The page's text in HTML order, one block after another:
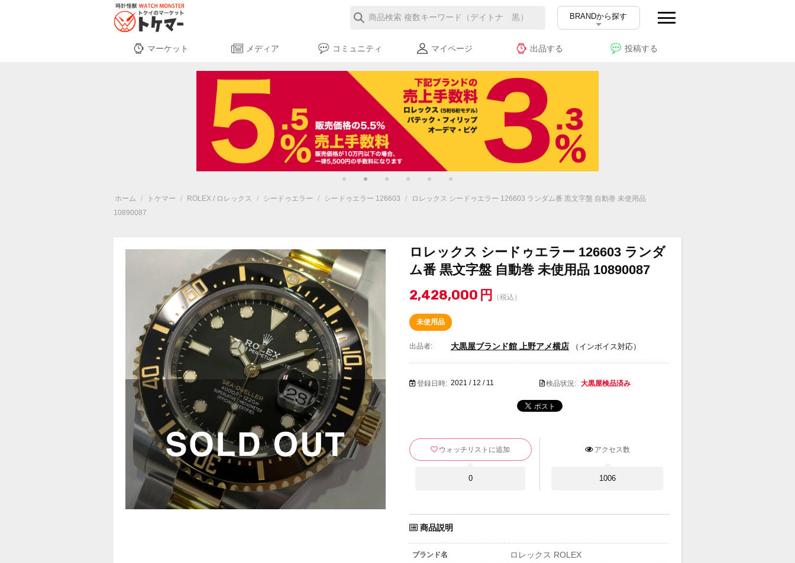
BRANDから探す
マーケット メディア コミュニティ マイページ 出品する 投稿する
ホーム / トケマー / ROLEX / ロレックス / シードゥエラー / シードゥエラー 126603 /
ロレックス シードゥエラー 126603 ランダム番 黒文字盤 自動巻 未使用品
10890087
ロレックス シードゥエラー 126603 ランダ
ム番 黒文字盤 自動巻 未使用品 10890087
2,428,000 円 （税込）
未使用品
出品者: 大黒屋ブランド館 上野アメ横店 （インボイス対応）
登録日時: 2021 / 12 / 11 検品状況: 大黒屋検品済み
アクセス数
1006
ウォッチリストに追加
0
商品説明
ブランド名 ロレックス ROLEX